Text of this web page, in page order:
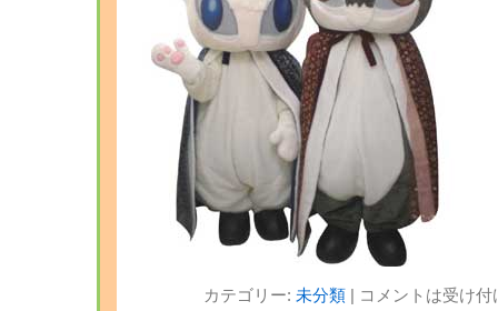
カテゴリー: 未分類| コメントは受け